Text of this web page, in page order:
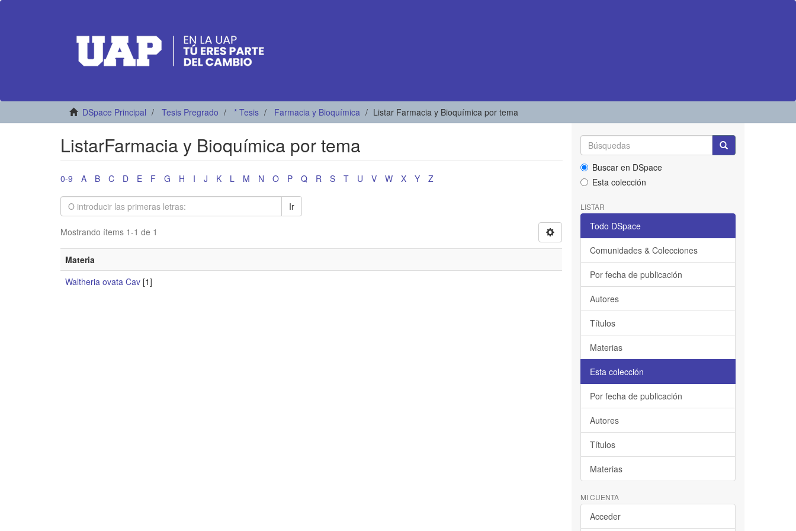
DSpace Principal Tesis Pregrado * Tesis Farmacia y Bioquímica Listar Farmacia y Bioquímica por tema
ListarFarmacia y Bioquímica por tema
0-9 A B C D E F G H I J K L M N O P Q R S T U V W X Y Z
Ir
Mostrando ítems 1-1 de 1
Materia
Waltheria ovata Cav [1]
Buscar en DSpace
Esta colección
LISTAR
Todo DSpace
Comunidades & Colecciones
Por fecha de publicación
Autores
Títulos
Materias
Esta colección
Por fecha de publicación
Autores
Títulos
Materias
MI CUENTA
Acceder